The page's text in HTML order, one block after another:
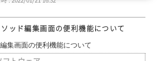
ッド編集画面の便利機能について
集画面の便利機能について
information about you with our partners.
customize your cookie settings on our